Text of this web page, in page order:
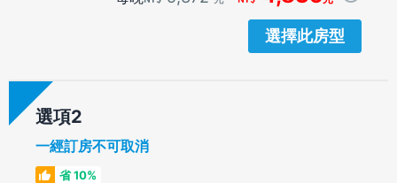
選擇此房型
選項
一經訂房不可取消
省 10%